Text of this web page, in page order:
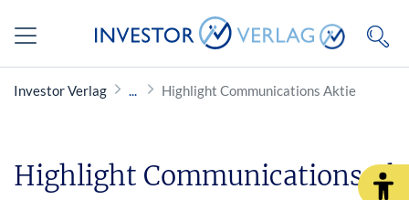
Investor Verlag Highlight Communications Aktie
Highlight Communications